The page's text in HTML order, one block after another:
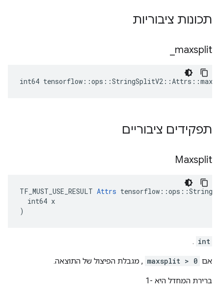
תכונות ציבוריות
maxsplit
int64
תפקידים ציבוריים
Maxsplit
TF_MUST_USE_RESULT Attrs
  int64 x
)
int
.
אם maxsplit > 0 , מגבלת הפיצול של התוצאה.
ברירת המחדל היא -1